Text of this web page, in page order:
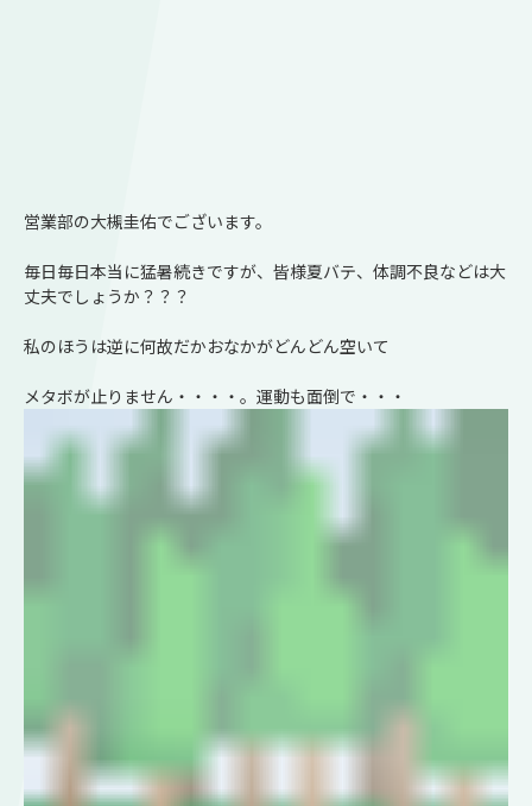
営業部の大槻圭佑でございます。
毎日毎日本当に猛暑続きですが、皆様夏バテ、体調不良などは大
丈夫でしょうか？？？
私のほうは逆に何故だかおなかがどんどん空いて
メタボが止りません・・・・。運動も面倒で・・・